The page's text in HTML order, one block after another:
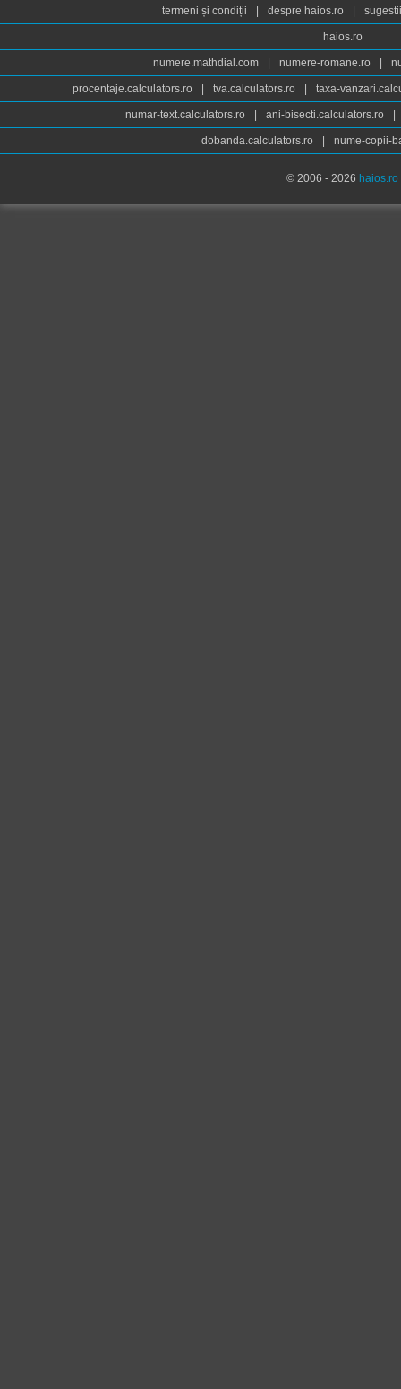
termeni și condiții
despre haios.ro
haios.ro
numere.mathdial.com numere-romane.ro
procentaje.calculators.ro tva.calculators.ro taxa-
numar-text.calculators.ro ani-bisecti.calculators.ro
dobanda.calculators.ro nume-copii-
© 2006 - 2026 haios.ro